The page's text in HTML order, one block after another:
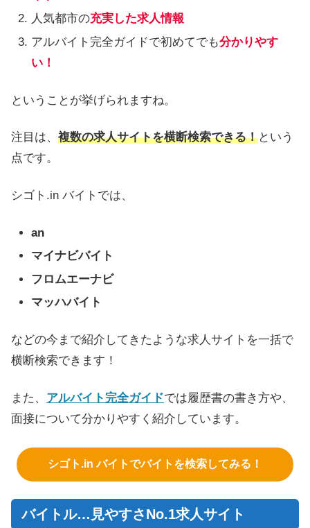
人気都市の充実した求人情報
アルバイト完全ガイドで初めてでも分かりやす
い！
ということが挙げられますね。
注目は、 複数の求人サイトを横断検索できる！という
点です。
シゴト.in バイトでは、
an
マイナビバイト
フロムエーナビ
マッハバイト
などの今まで紹介してきたような求人サイトを一括で
横断検索できます！
また、 アルバイト完全ガイドでは履歴書の書き方や、
面接について分かりやすく紹介しています。
シゴト.in バイトでバイトを検索してみる！
バイトル…見やすさNo.1求人サイト